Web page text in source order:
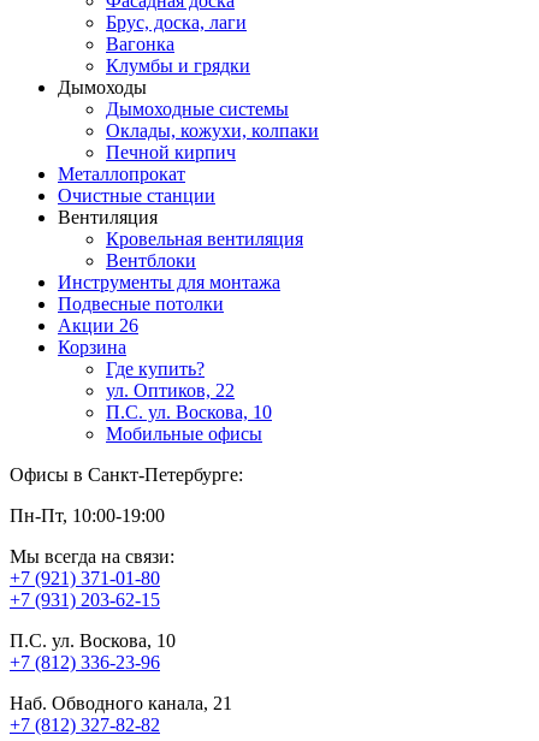
Брус, доска, лаги
Вагонка
Клумбы и грядки
Дымоходы
Дымоходные системы
Оклады, кожухи, колпаки
Печной кирпич
Металлопрокат
Очистные станции
Вентиляция
Кровельная вентиляция
Вентблоки
Инструменты для монтажа
Подвесные потолки
Акции 26
Корзина
Где купить?
ул. Оптиков, 22
П.С. ул. Воскова, 10
Мобильные офисы
Офисы в Санкт-Петербурге:
Пн-Пт, 10:00-19:00
Мы всегда на связи:
+7 (921) 371-01-80
+7 (931) 203-62-15
П.С. ул. Воскова, 10
+7 (812) 336-23-96
Наб. Обводного канала, 21
+7 (812) 327-82-82